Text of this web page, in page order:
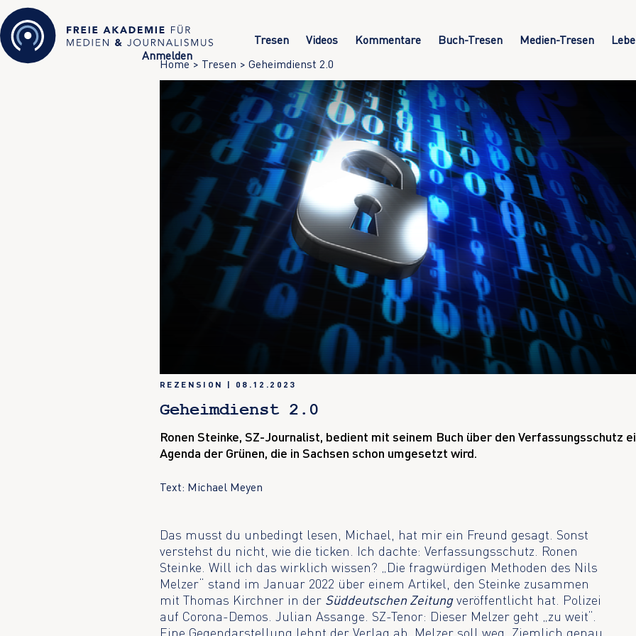
Tresen Videos Kommentare Buch-Tresen Medien-Tresen
Anmelden
Home> Tresen >Geheimdienst 2.0
REZENSION | 08.12.2023
Geheimdienst 2.0
Ronen Steinke, SZ-Journalist, bedient mit seinem Buch über den Verfassungsschutz
Agenda der Grünen, die in Sachsen schon umgesetzt wird.
Text: Michael Meyen
Das musst du unbedingt lesen, Michael, hat mir ein Freund gesagt. Sonst
verstehst du nicht, wie die ticken. Ich dachte: Verfassungsschutz. Ronen
Steinke. Will ich das wirklich wissen? „Die fragwürdigen Methoden des Nils
Melzer“ stand im Januar 2022 über einem Artikel, den Steinke zusammen
mit Thomas Kirchner in der Süddeutschen Zeitungveröffentlicht hat. Polizei
auf Corona-Demos. Julian Assange. SZ-Tenor: Dieser Melzer geht „zu weit“.
Eine Gegendarstellung lehnt der Verlag ab. Melzer soll weg. Ziemlich genau